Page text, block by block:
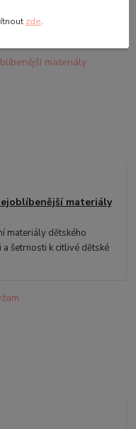
využití.
materiály
materiály dětského
šetrnosti k citlivé dětské
zde.